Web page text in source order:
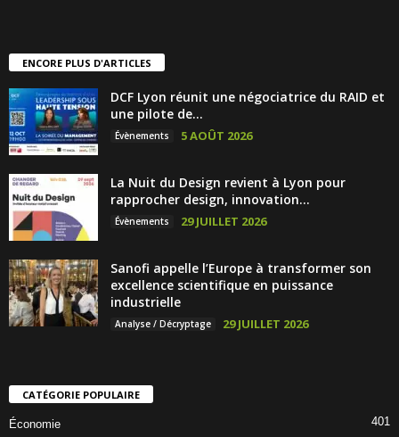
ENCORE PLUS D'ARTICLES
DCF Lyon réunit une négociatrice du RAID et
une pilote de...
Évènements 5 AOÛT 2026
La Nuit du Design revient à Lyon pour
rapprocher design, innovation...
Évènements 29 JUILLET 2026
Sanofi appelle l’Europe à transformer son
excellence scientifique en puissance
industrielle
Analyse / Décryptage 29 JUILLET 2026
CATÉGORIE POPULAIRE
Économie 401